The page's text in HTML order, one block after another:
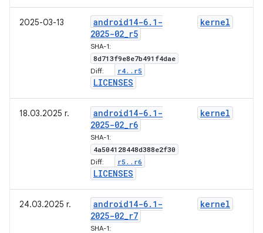
2025-03-13 android14-6. 1-
2025-02_r5
SHA-1:
8d713f9e8e7b491f4dae
Diff: r4. . r5
LICENSES
kernel
18.03.2025 r. android14-6. 1-
2025-02_r6
SHA-1:
4a504128448d388e2f30
Diff: r5 . . r6
LICENSES
kernel
24.03.2025 r. android14-6. 1-
2025-02_r7
SHA-1:
kernel